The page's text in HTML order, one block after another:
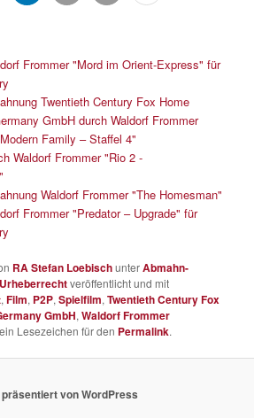
Frommer "Mord im Orient-Express" für
Twentieth Century Fox Home
GmbH durch Waldorf Frommer
Family – Staffel 4"
Waldorf Frommer "Rio 2 -
Waldorf Frommer "The Homesman"
Frommer "Predator – Upgrade" für
RA Stefan LoebischunterAbmahn-
Urheberrechtveröffentlicht und mit
,Film, P2P,Spielfilm,Twentieth Century Fox
GmbH,Waldorf Frommer
Lesezeichen für den Permalink.
von WordPress